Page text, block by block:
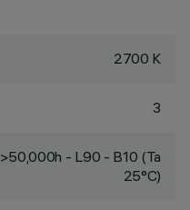
2700 K
3
>50,000h - L90 - B10 (Ta
25°C)